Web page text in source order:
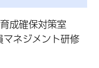
成確保対策室
マネジメント研修